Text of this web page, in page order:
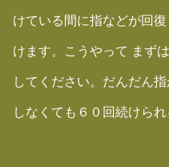
けている間に指などが回
けます。こうやって まず
してください。だんだん
しなくても６０回続けら